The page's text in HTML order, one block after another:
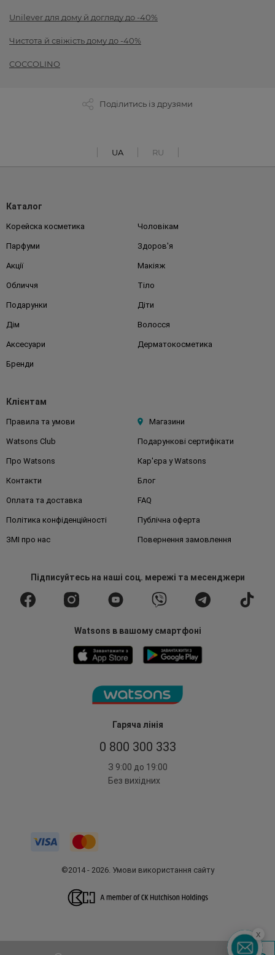
Unilever для дому й догляду до -40%
Чистота й свіжість дому до -40%
COCCOLINO
Поділитись із друзями
UA RU
Гаряча лінія
0 800 300 333
З 9:00 до 19:00
Без вихідних
Каталог
Корейска косметика Чоловікам
Парфуми Здоров'я
Акції Макіяж
Обличчя Тіло
Подарунки Діти
Дім Волосся
Аксесуари Дерматокосметика
Бренди
Клієнтам
Правила та умови Магазини
Watsons Club Подарункові сертифікати
Про Watsons Кар'єра у Watsons
Контакти Блог
Оплата та доставка FAQ
Політика конфіденційності Публічна оферта
ЗМІ про нас Повернення замовлення
Підписуйтесьна наші соц. мережі та месенджери
Watsons в вашому смартфоні
©2014 - 2026. Умови використання сайту
x